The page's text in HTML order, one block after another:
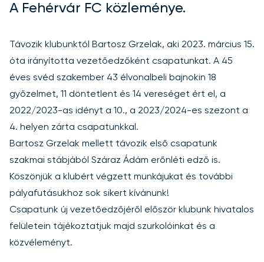
A Fehérvár FC közleménye.
Távozik klubunktól Bartosz Grzelak, aki 2023. március 15.
óta irányította vezetőedzőként csapatunkat. A 45
éves svéd szakember 43 élvonalbeli bajnokin 18
győzelmet, 11 döntetlent és 14 vereséget ért el, a
2022/2023-as idényt a 10., a 2023/2024-es szezont a
4. helyen zárta csapatunkkal.
Bartosz Grzelak mellett távozik első csapatunk
szakmai stábjából Száraz Ádám erőnléti edző is.
Köszönjük a klubért végzett munkájukat és további
pályafutásukhoz sok sikert kívánunk!
Csapatunk új vezetőedzőjéről először klubunk hivatalos
felületein tájékoztatjuk majd szurkolóinkat és a
közvéleményt.